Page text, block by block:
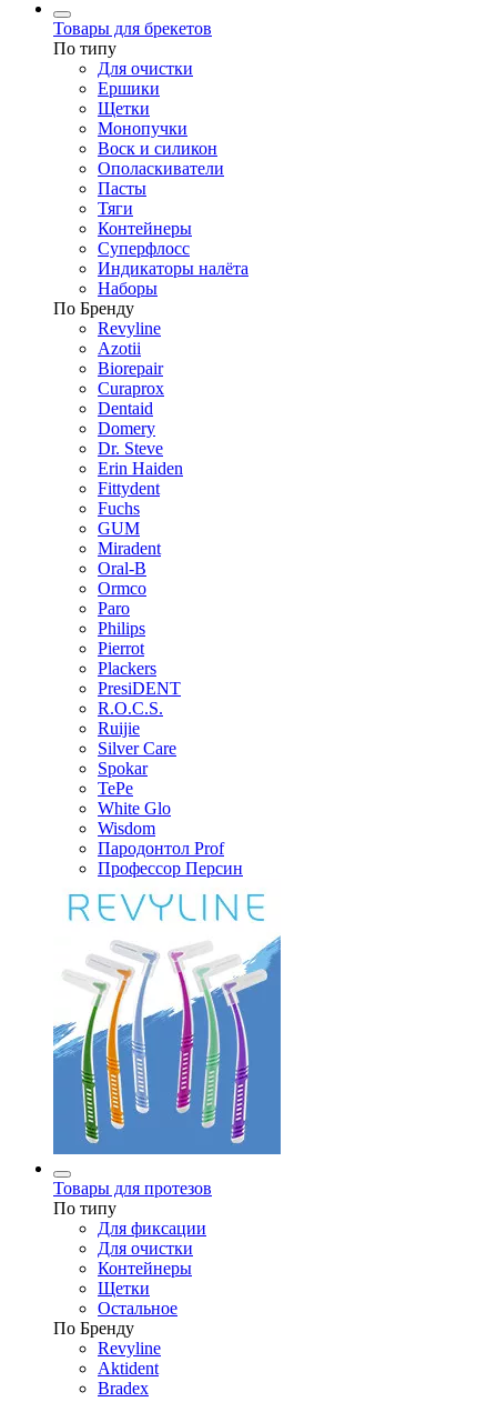
Товары для брекетов
По типу
Для очистки
Ершики
Щетки
Монопучки
Воск и силикон
Ополаскиватели
Пасты
Тяги
Контейнеры
Суперфлосс
Индикаторы налёта
Наборы
По Бренду
Revyline
Azotii
Biorepair
Curaprox
Dentaid
Domery
Dr. Steve
Erin Haiden
Fittydent
Fuchs
GUM
Miradent
Oral-B
Ormco
Paro
Philips
Pierrot
Plackers
PresiDENT
R.O.C.S.
Ruijie
Silver Care
Spokar
TePe
White Glo
Wisdom
Пародонтол Prof
Профессор Персин
Товары для протезов
По типу
Для фиксации
Для очистки
Контейнеры
Щетки
Остальное
По Бренду
Revyline
Aktident
Bradex